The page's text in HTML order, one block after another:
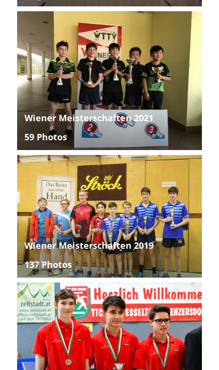
Wiener Meisterschaften 2021
59 Photos
Wiener Meisterschaften 2019
137 Photos